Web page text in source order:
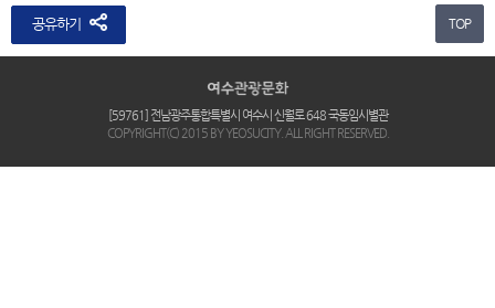
공유하기 TOP
[59761] 전남광주통합특별시 여수시 신월로 648 국동임시별관
COPYRIGHT(C) 2015 BY YEOSUCITY. ALL RIGHT RESERVED.